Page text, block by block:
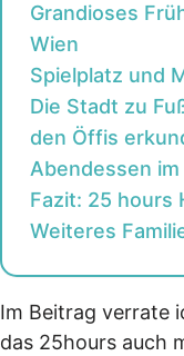
Grandioses
Wien
Spielplatz und
Die Stadt zu
den Öffis
Abendessen im
Fazit: 25 hours
Weiteres
Im Beitrag verrate
das 25hours auch